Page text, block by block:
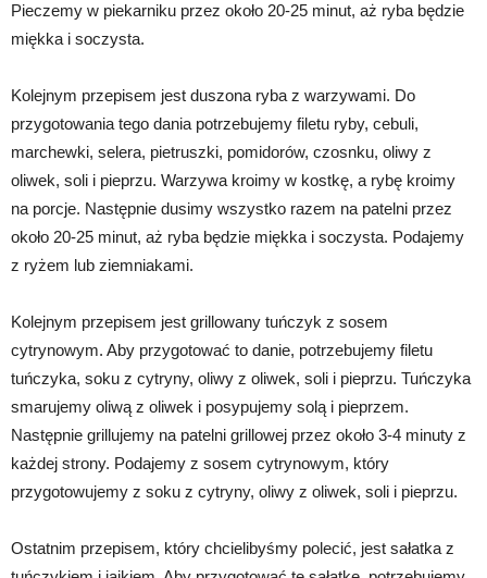
Pieczemy w piekarniku przez około 20-25 minut, aż ryba będzie
miękka i soczysta.
Kolejnym przepisem jest duszona ryba z warzywami. Do
przygotowania tego dania potrzebujemy filetu ryby, cebuli,
marchewki, selera, pietruszki, pomidorów, czosnku, oliwy z
oliwek, soli i pieprzu. Warzywa kroimy w kostkę, a rybę kroimy
na porcje. Następnie dusimy wszystko razem na patelni przez
około 20-25 minut, aż ryba będzie miękka i soczysta. Podajemy
z ryżem lub ziemniakami.
Kolejnym przepisem jest grillowany tuńczyk z sosem
cytrynowym. Aby przygotować to danie, potrzebujemy filetu
tuńczyka, soku z cytryny, oliwy z oliwek, soli i pieprzu. Tuńczyka
smarujemy oliwą z oliwek i posypujemy solą i pieprzem.
Następnie grillujemy na patelni grillowej przez około 3-4 minuty z
każdej strony. Podajemy z sosem cytrynowym, który
przygotowujemy z soku z cytryny, oliwy z oliwek, soli i pieprzu.
Ostatnim przepisem, który chcielibyśmy polecić, jest sałatka z